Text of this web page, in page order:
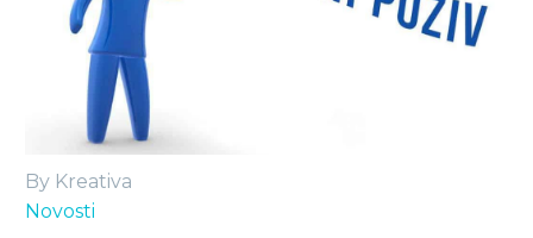
By Kreativa
Novosti